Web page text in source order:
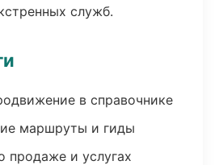
служб.
в справочнике
маршруты и гиды
продаже и услугах